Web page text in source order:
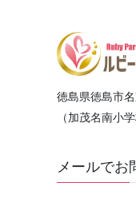
徳島県徳島市
（加茂名南小
メールでお